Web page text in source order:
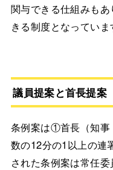
関与できる仕組みも
きる制度となっていま
議員提案と首長提案
条例案は①首長（知
数の12分の1以上の連
された条例案は常任